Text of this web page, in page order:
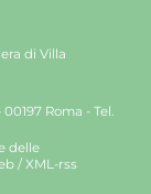
di Villa
Roma - Tel.
delle
/ XML-rss